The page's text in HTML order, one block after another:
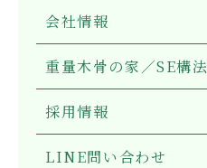
会社情報
重量木骨の家／SE構法
採用情報
LINE問い合わせ